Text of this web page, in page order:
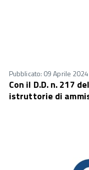
Pubblicato: 09 Aprile 2024
Con il D.D. n. 217
istruttorie di